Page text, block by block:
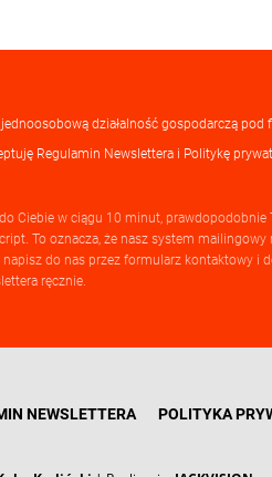
działalność gospodarczą pod
Regulamin Newslettera i Politykę
Ciebie w ciągu 10 minut, prawdopodobnie
To oznacza, że nasz system mailingowy
do nas przez formularz kontaktowy i
ręcznie.
NEWSLETTERA POLITYKA